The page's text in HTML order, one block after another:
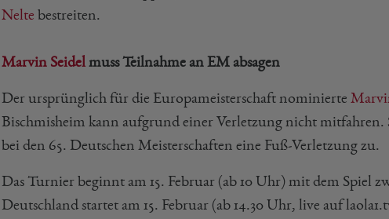
Nelte bestreiten.
Marvin Seidel muss Teilnahme an EM absagen
Der ursprünglich für die Europameisterschaft nominierte
Bischmisheim kann aufgrund einer Verletzung nicht mitfahren.
bei den 65. Deutschen Meisterschaften eine Fuß-Verletzung zu.
Das Turnier beginnt am 15. Februar (ab 10 Uhr) mit dem Spiel
Deutschland startet am 15. Februar (ab 14.30 Uhr, live auf